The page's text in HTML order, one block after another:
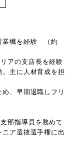
業職を経験 （約
アの支店長を経験
主に人材育成を担
、早期退職しフリ
部指導員を務めて
ア選抜選手権に出